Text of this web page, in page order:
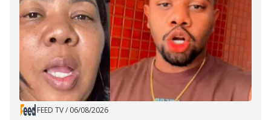
FEED TV/ 06/08/2026